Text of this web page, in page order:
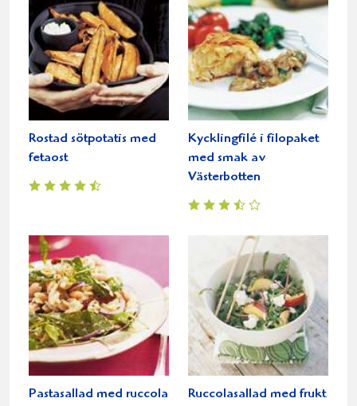
Rostad sötpotatis med
fetaost
Kycklingfilé i filopaket
med smak av
Västerbotten
Pastasallad med ruccola
Ruccolasallad med frukt